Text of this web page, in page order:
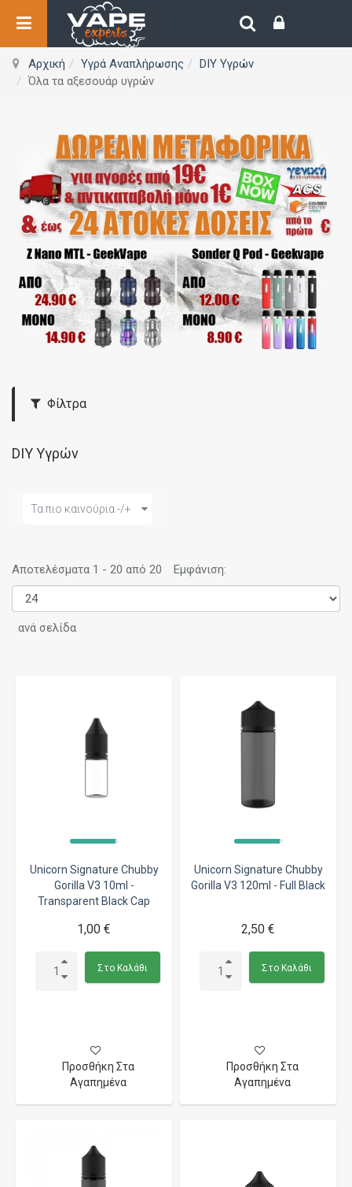
Αρχική Υγρά Αναπλήρωσης
DIY Υγρών
Όλα τα αξεσουάρ υγρών
Φίλτρα
DIY Υγρών
Τα πιο καινούρια -/+
Αποτελέσματα 1 - 20 από 20 Εμφάνιση:
ανά σελίδα
Unicorn Signature Chubby
Gorilla V3 10ml -
Transparent Black Cap
1,00 €
Στο Καλάθι
Προσθήκη Στα
Αγαπημένα
Unicorn Signature Chubby
Gorilla V3 120ml - Full Black
2,50 €
Στο Καλάθι
Προσθήκη Στα
Αγαπημένα